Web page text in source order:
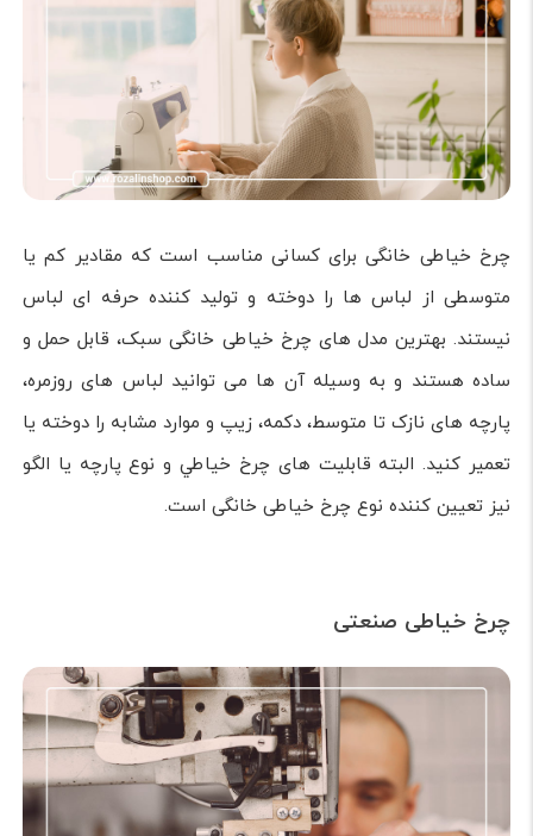
چرخ خیاطی خانگی برای کسانی مناسب است که مقادیر کم یا
متوسطی از لباس ها را دوخته و تولید کننده حرفه ای لباس
نیستند. بهترین مدل های چرخ خیاطی خانگی سبک، قابل حمل و
ساده هستند و به وسیله آن ها می توانید لباس های روزمره،
پارچه های نازک تا متوسط، دکمه، زيپ و موارد مشابه را دوخته يا
تعمير كنيد. البته قابليت های چرخ خياطي و نوع پارچه يا الگو
نیز تعیین کننده نوع چرخ خیاطی خانگی است.
چرخ خیاطی صنعتی